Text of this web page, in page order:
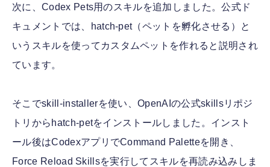
次に、Codex Pets用のスキルを追加しました。公式ド
キュメントでは、hatch-pet（ペットを孵化させる）と
いうスキルを使ってカスタムペットを作れると説明され
ています。
そこでskill-installerを使い、OpenAIの公式skillsリポジ
トリからhatch-petをインストールしました。インスト
ール後はCodexアプリでCommand Paletteを開き、
Force Reload Skillsを実行してスキルを再読み込みしま